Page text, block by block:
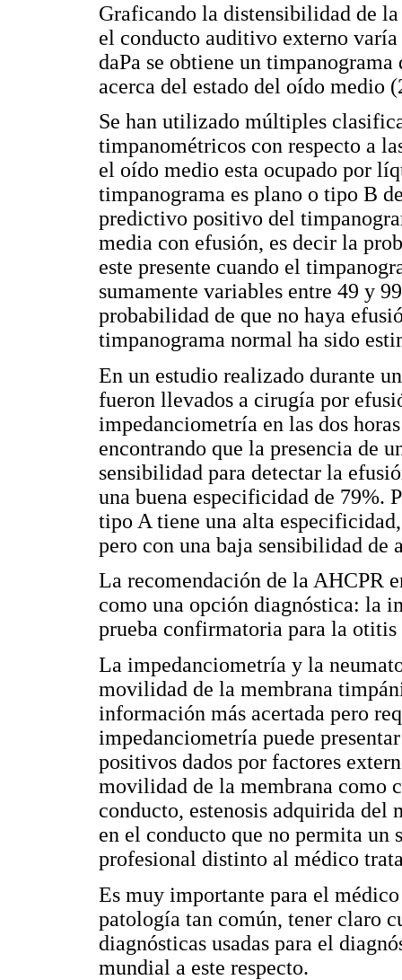
Graficando la distensibilidad de
el conducto auditivo externo varía
daPa se obtiene un
acerca del estado del oído medio
Se han utilizado múltiples
timpanométricos con respecto a
el oído medio esta ocupado por
timpanograma es plano o tipo B
predictivo positivo del
media con efusión, es decir la
este presente cuando el
sumamente variables entre 49 y
probabilidad de que no haya
timpanograma normal ha sido
En un estudio realizado durante
fueron llevados a cirugía por
impedanciometría en las dos
encontrando que la presencia de
sensibilidad para detectar la
una buena especificidad de 79%.
tipo A tiene una alta
pero con una baja sensibilidad de
La recomendación de la AHCPR
como una opción diagnóstica: la
prueba confirmatoria para la
La impedanciometría y la
movilidad de la membrana
información más acertada pero
impedanciometría puede
positivos dados por factores
movilidad de la membrana como
conducto, estenosis adquirida
en el conducto que no permita un
profesional distinto al médico
Es muy importante para el
patología tan común, tener claro
diagnósticas usadas para el
mundial a este respecto.